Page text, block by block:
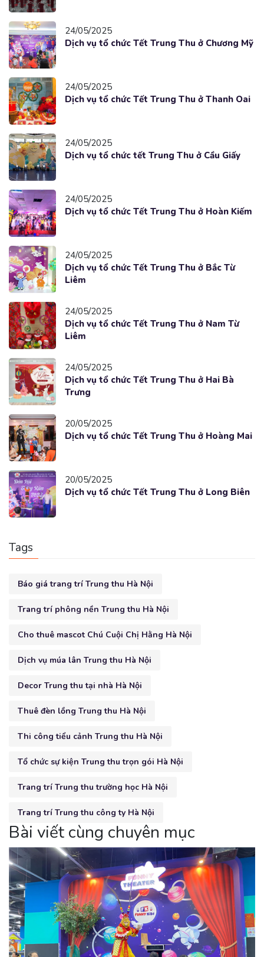
24/05/2025
Dịch vụ tổ chức Tết Trung Thu ở Chương Mỹ
24/05/2025
Dịch vụ tổ chức Tết Trung Thu ở Thanh Oai
24/05/2025
Dịch vụ tổ chức tết Trung Thu ở Cầu Giấy
24/05/2025
Dịch vụ tổ chức Tết Trung Thu ở Hoàn Kiếm
24/05/2025
Dịch vụ tổ chức Tết Trung Thu ở Bắc Từ
Liêm
24/05/2025
Dịch vụ tổ chức Tết Trung Thu ở Nam Từ
Liêm
24/05/2025
Dịch vụ tổ chức Tết Trung Thu ở Hai Bà
Trưng
20/05/2025
Dịch vụ tổ chức Tết Trung Thu ở Hoàng Mai
20/05/2025
Dịch vụ tổ chức Tết Trung Thu ở Long Biên
Tags
Báo giá trang trí Trung thu Hà Nội
Trang trí phông nền Trung thu Hà Nội
Cho thuê mascot Chú Cuội Chị Hằng Hà Nội
Dịch vụ múa lân Trung thu Hà Nội
Decor Trung thu tại nhà Hà Nội
Thuê đèn lồng Trung thu Hà Nội
Thi công tiểu cảnh Trung thu Hà Nội
Tổ chức sự kiện Trung thu trọn gói Hà Nội
Trang trí Trung thu trường học Hà Nội
Trang trí Trung thu công ty Hà Nội
Bài viết cùng chuyên mục